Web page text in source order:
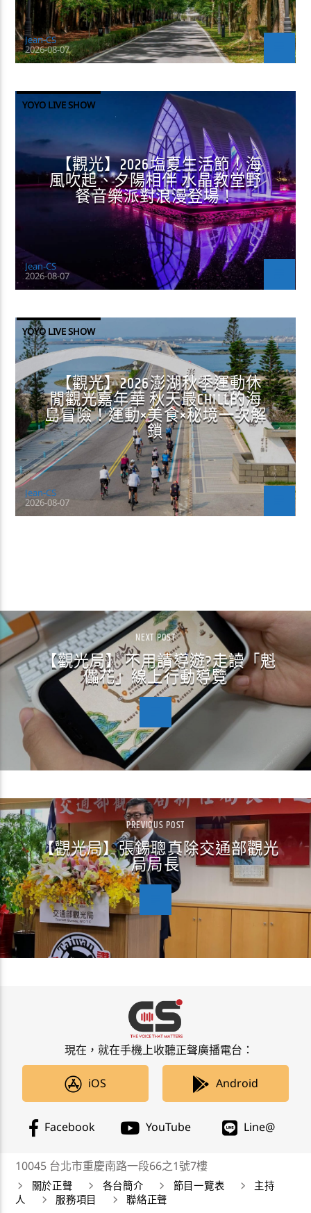
Jean-CS
2026-08-07
YOYO LIVE SHOW
【觀光】2026塩夏生活節！海
風吹起、夕陽相伴 水晶教堂野
餐音樂派對浪漫登場！
Jean-CS
2026-08-07
YOYO LIVE SHOW
【觀光】2026澎湖秋季運動休
閒觀光嘉年華 秋天最CHILL的海
島冒險！運動×美食×秘境一次解
鎖
Jean-CS
2026-08-07
NEXT POST
【觀光局】 不用請導遊?走讀「魁
儡花」線上行動導覽
PREVIOUS POST
【觀光局】張錫聰真除交通部觀光
局局長
現在，就在手機上收聽正聲廣播電台：
iOS Android
Facebook YouTube Line@
10045 台北市重慶南路一段66之1號7樓
關於正聲
各台簡介 節目一覽表
主持
人
服務項目 聯絡正聲